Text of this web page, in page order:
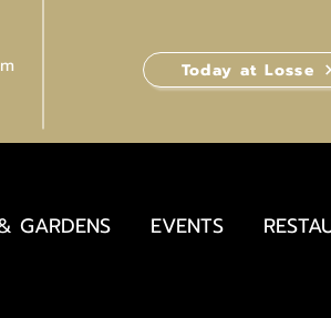
Today at Losse
GARDENS EVENTS